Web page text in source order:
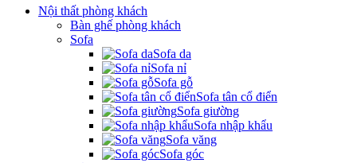
Nội thất phòng khách
Bàn ghế phòng khách
Sofa
Sofa da
Sofa nỉ
Sofa gỗ
Sofa tân cổ điển
Sofa giường
Sofa nhập khẩu
Sofa văng
Sofa góc